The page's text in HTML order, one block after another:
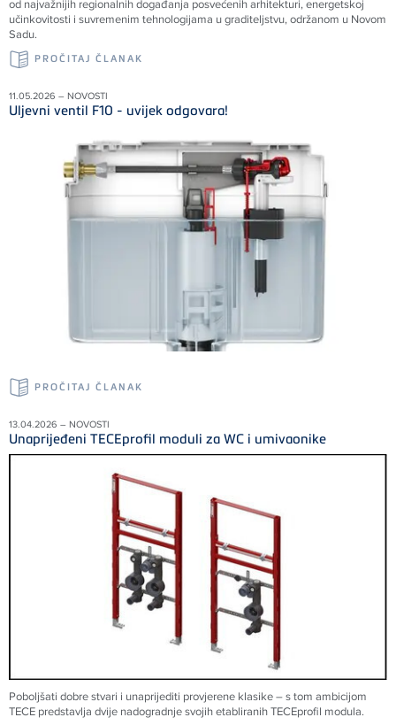
od najvažnijih regionalnih događanja posvećenih arhitekturi, energetskoj
učinkovitosti i suvremenim tehnologijama u graditeljstvu, održanom u Novom
Sadu.
PROČITAJ ČLANAK
11.05.2026 – NOVOSTI
Uljevni ventil F10 - uvijek odgovara!
PROČITAJ ČLANAK
13.04.2026 – NOVOSTI
Unaprijeđeni TECEprofil moduli za WC i umivaonike
Poboljšati dobre stvari i unaprijediti provjerene klasike – s tom ambicijom
TECE predstavlja dvije nadogradnje svojih etabliranih TECEprofil modula.